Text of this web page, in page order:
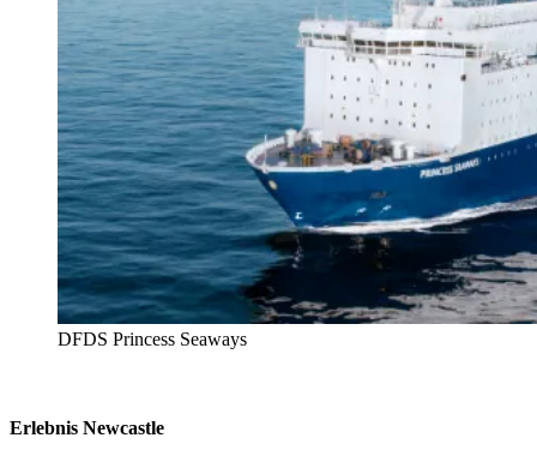
DFDS Princess Seaways
Erlebnis Newcastle